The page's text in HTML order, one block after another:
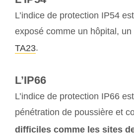
L’indice de protection IP54
exposé comme un hôpital,
TA23.
L’IP66
L’indice de protection IP66
pénétration de poussière et
difficiles comme les sites